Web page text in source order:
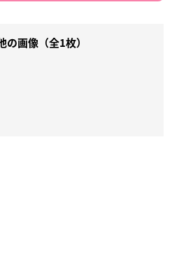
の画像（全1枚）